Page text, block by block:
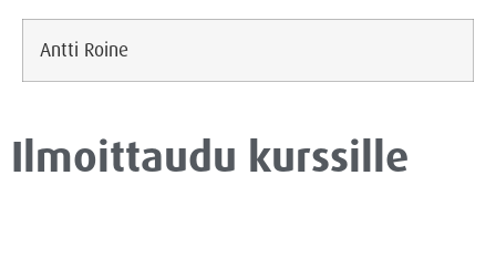
Antti Roine
Ilmoittaudu kurssille